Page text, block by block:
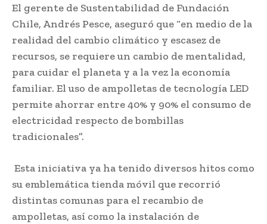
El gerente de Sustentabilidad de Fundación
Chile, Andrés Pesce, aseguró que “en medio de la
realidad del cambio climático y escasez de
recursos, se requiere un cambio de mentalidad,
para cuidar el planeta y a la vez la economía
familiar. El uso de ampolletas de tecnología LED
permite ahorrar entre 40% y 90% el consumo de
electricidad respecto de bombillas
tradicionales”.
Esta iniciativa ya ha tenido diversos hitos como
su emblemática tienda móvil que recorrió
distintas comunas para el recambio de
ampolletas, así como la instalación de